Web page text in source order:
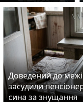
Доведений до
засудили
сина за знущання